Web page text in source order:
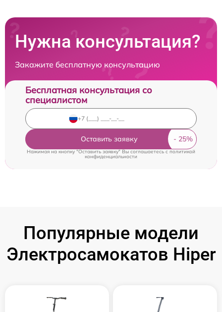
Нужна консультация?
Закажите бесплатную консультацию
Бесплатная консультация со
специалистом
Оставить заявку
Нажимая на кнопку "Оставить заявку" Вы соглашаетесь cполитикой
конфиденциальности
Популярные модели
Электросамокатов Hiper